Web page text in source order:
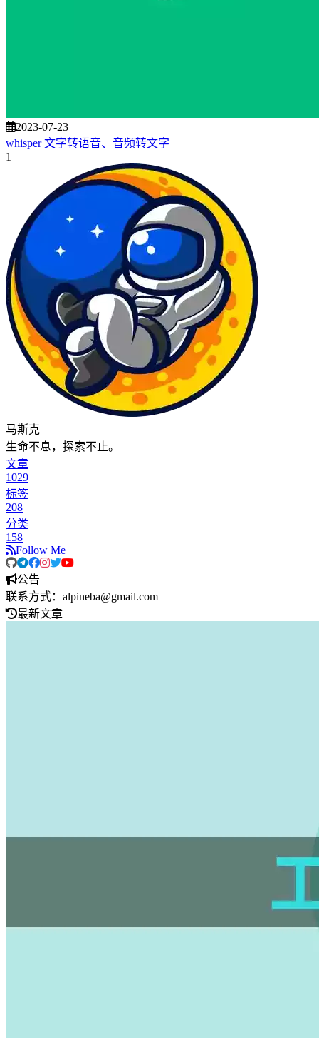
2023-07-23
whisper 文字转语音、音频转文字
1
马斯克
生命不息，探索不止。
文章
1029
标签
208
分类
158
Follow Me
公告
联系方式：alpineba@gmail.com
最新文章